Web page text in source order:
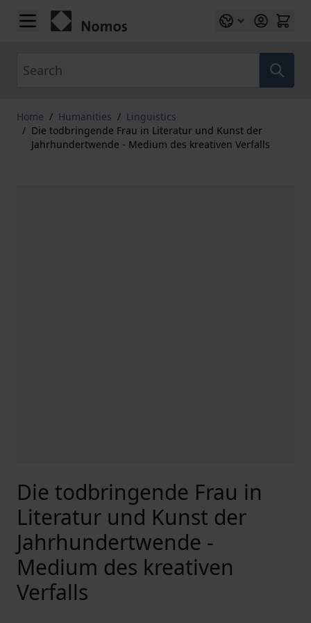
Skip to Content
Home / Humanities / Linguistics
/ Die todbringende Frau in Literatur und Kunst der
Jahrhundertwende - Medium des kreativen Verfalls
Die todbringende Frau in
Literatur und Kunst der
Jahrhundertwende -
Medium des kreativen
Verfalls